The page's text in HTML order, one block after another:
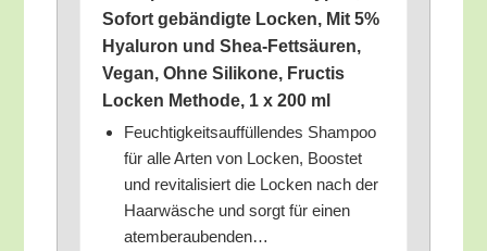
Sofort gebän­dig­te Locken, Mit 5%
Hyalu­ron und Shea-Fett­säu­ren,
Vegan, Ohne Sili­ko­ne, Fruc­tis
Locken Metho­de, 1 x 200 ml
Feuch­tig­keits­auf­fül­len­des Sham­poo
für alle Arten von Locken, Boos­tet
und revi­ta­li­siert die Locken nach der
Haar­wä­sche und sorgt für einen
atemberaubenden…